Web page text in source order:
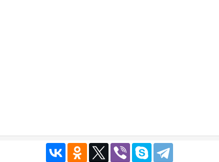
Публичный договор